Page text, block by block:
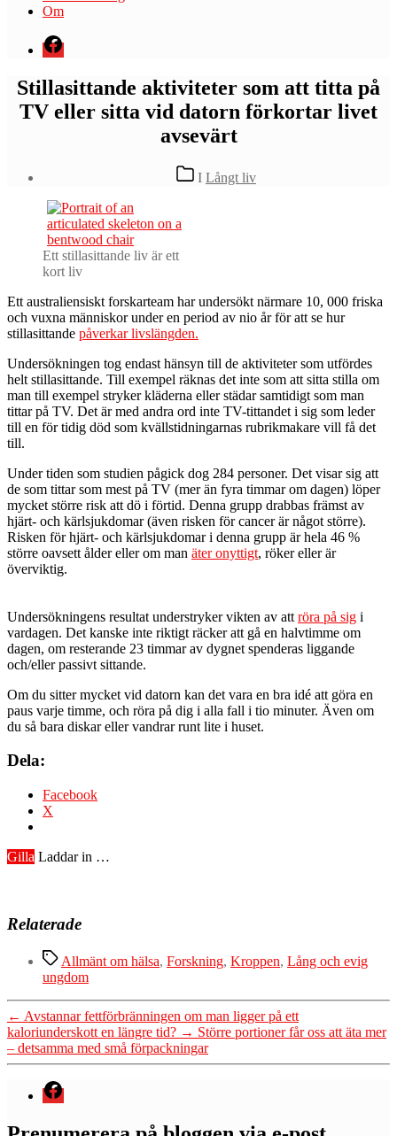
Om
Menyval
Stillasittande aktiviteter som att titta på
TV eller sitta vid datorn förkortar livet
avsevärt
Kategorier
I Långt liv
Ett stillasittande liv är ett
kort liv
Ett australiensiskt forskarteam har undersökt närmare 10, 000 friska
och vuxna människor under en period av nio år för att se hur
stillasittande påverkar livslängden.
Undersökningen tog endast hänsyn till de aktiviteter som utfördes
helt stillasittande. Till exempel räknas det inte som att sitta stilla om
man till exempel stryker kläderna eller städar samtidigt som man
tittar på TV. Det är med andra ord inte TV-tittandet i sig som leder
till en för tidig död som kvällstidningarnas rubrikmakare vill få det
till.
Under tiden som studien pågick dog 284 personer. Det visar sig att
de som tittar som mest på TV (mer än fyra timmar om dagen) löper
mycket större risk att dö i förtid. Denna grupp drabbas främst av
hjärt- och kärlsjukdomar (även risken för cancer är något större).
Risken för hjärt- och kärlsjukdomar i denna grupp är hela 46 %
större oavsett ålder eller om man äter onyttigt, röker eller är
överviktig.
Undersökningens resultat understryker vikten av att röra på sig i
vardagen. Det kanske inte riktigt räcker att gå en halvtimme om
dagen, om resterande 23 timmar av dygnet spenderas liggande
och/eller passivt sittande.
Om du sitter mycket vid datorn kan det vara en bra idé att göra en
paus varje timme, och röra på dig i alla fall i tio minuter. Även om
du så bara diskar eller vandrar runt lite i huset.
Dela:
Facebook
X
Gilla Laddar in …
Relaterade
Etiketter
Allmänt om hälsa, Forskning, Kroppen, Lång och evig
ungdom
← Avstannar fettförbränningen om man ligger på ett
kaloriunderskott en längre tid? → Större portioner får oss att äta mer
– detsamma med små förpackningar
Menyval